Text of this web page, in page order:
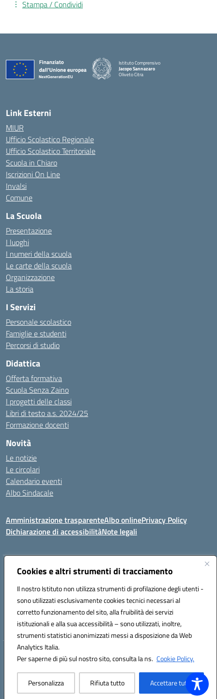
Cookies e altri strumenti di tracciamento
Il nostro Istituto non utilizza strumenti di profilazione degli utenti -
sono utilizzati esclusivamente cookies tecnici necessari al
corretto funzionamento del sito, alla fruibilità dei servizi
istituzionali e alla sua accessibilità – sono utilizzati, inoltre,
strumenti statistici anonimizzati messi a disposizione da Web
Analytics Italia.
Per saperne di più sul nostro sito, consulta la ns. Cookie Policy.
Personalizza Rifiuta tutto Accettare tutto
Stampa / Condividi
Istituto Comprensivo
Jacopo Sannazaro
Oliveto Citra
Link Esterni
MIUR
Ufficio Scolastico Regionale
Ufficio Scolastico Territoriale
Scuola in Chiaro
Iscrizioni On Line
Invalsi
Comune
La Scuola
Presentazione
I luoghi
I numeri della scuola
Le carte della scuola
Organizzazione
La storia
I Servizi
Personale scolastico
Famiglie e studenti
Percorsi di studio
Didattica
Offerta formativa
Scuola Senza Zaino
I progetti delle classi
Libri di testo a.s. 2024/25
Formazione docenti
Novità
Le notizie
Le circolari
Calendario eventi
Albo Sindacale
Amministrazione trasparenteAlbo onlinePrivacy Policy
Dichiarazione di accessibilitàNote legali
Indirizzo:Via Felice Cavallotti, 15 -84020 - Oliveto Citra
Posta elettronica certificata (PEC):saic81300d@pec.istruzione.it
Codice fiscale: 82005110653
Codice meccanografico: SAIC81300D
Hosting & Powered by 3D Solution S.r.l.
Concept & Design by Designers Italia